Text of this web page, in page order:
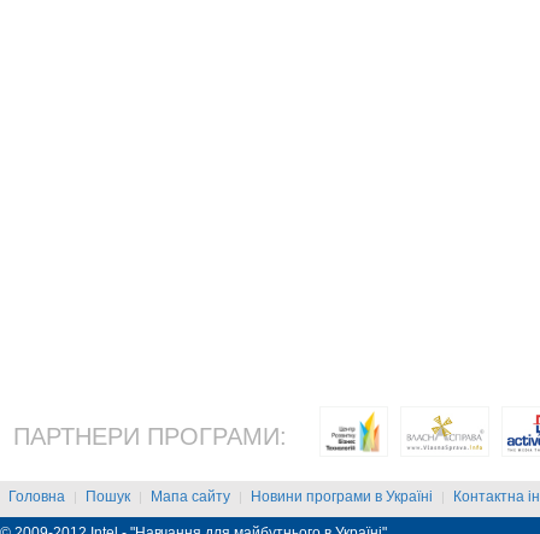
ПАРТНЕРИ ПРОГРАМИ:
Головна | Пошук | Мапа сайту | Новини програми в Україні | Контактна